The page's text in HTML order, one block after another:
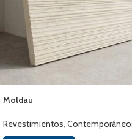
Moldau
Revestimientos